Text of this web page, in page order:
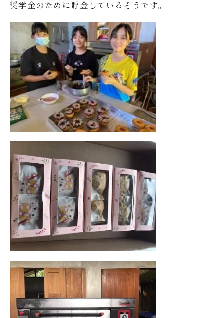
奨学金のために貯金しているそうです。